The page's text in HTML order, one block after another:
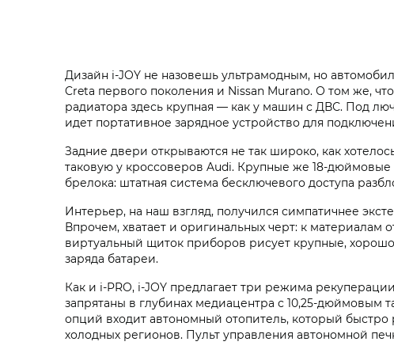
Дизайн i‑JOY не назовешь ультрамодным, но
Creta первого поколения и Nissan Murano. О том же,
радиатора здесь крупная — как у машин с ДВС. Под
идет портативное зарядное устройство для
Задние двери открываются не так широко, как
таковую у кроссоверов Audi. Крупные же
брелока: штатная система бесключевого доступа
Интерьер, на наш взгляд, получился симпатичнее
Впрочем, хватает и оригинальных черт: к
виртуальный щиток приборов рисует крупные,
заряда батареи.
Как и i‑PRO, i‑JOY предлагает три режима
запрятаны в глубинах медиацентра с
опций входит автономный отопитель, который
холодных регионов. Пульт управления автономной